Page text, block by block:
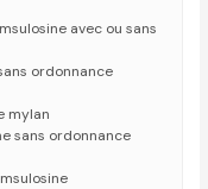
avec ou sans
ordonnance
mylan
sans ordonnance